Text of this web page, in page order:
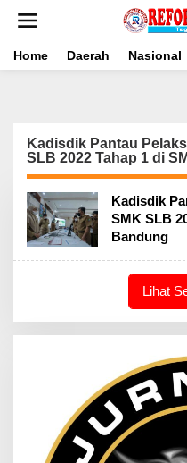
Home Daerah Nasional
Kadisdik Pantau
SLB 2022 Tahap 1 di
Kadisdik
SMK SLB
Bandung
Lihat